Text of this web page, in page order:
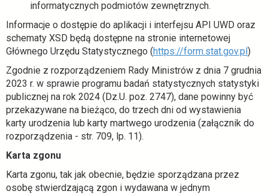
informatycznych podmiotów zewnętrznych.
Informacje o dostępie do aplikacji i interfejsu API UWD oraz
schematy XSD będą dostępne na stronie internetowej
Głównego Urzędu Statystycznego (https://form.stat.gov.plo
t
w
i
e
r
a
)
Zgodnie z rozporządzeniem Rady Ministrów z dnia 7 grudnia
2023 r. w sprawie programu badań statystycznych statystyki
publicznej na rok 2024 (Dz.U. poz. 2747), dane powinny być
przekazywane na bieżąco, do trzech dni od wystawienia
karty urodzenia lub karty martwego urodzenia (załącznik do
rozporządzenia - str. 709, lp. 11).
Karta zgonu
Karta zgonu, tak jak obecnie, będzie sporządzana przez
osobę stwierdzającą zgon i wydawana w jednym